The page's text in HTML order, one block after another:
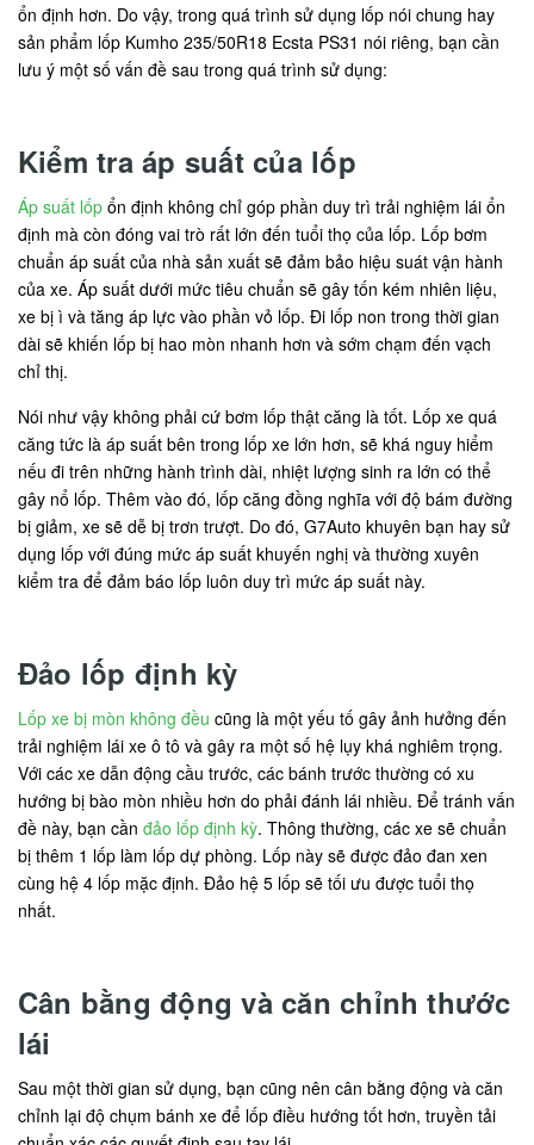
ổn định hơn. Do vậy, trong quá trình sử dụng lốp nói chung hay
sản phẩm lốp Kumho 235/50R18 Ecsta PS31 nói riêng, bạn cần
lưu ý một số vấn đề sau trong quá trình sử dụng:
Kiểm tra áp suất của lốp
Áp suất lốp ổn định không chỉ góp phần duy trì trải nghiệm lái ổn
định mà còn đóng vai trò rất lớn đến tuổi thọ của lốp. Lốp bơm
chuẩn áp suất của nhà sản xuất sẽ đảm bảo hiệu suát vận hành
của xe. Áp suất dưới mức tiêu chuẩn sẽ gây tốn kém nhiên liệu,
xe bị ì và tăng áp lực vào phần vỏ lốp. Đi lốp non trong thời gian
dài sẽ khiến lốp bị hao mòn nhanh hơn và sớm chạm đến vạch
chỉ thị.
Nói như vậy không phải cứ bơm lốp thật căng là tốt. Lốp xe quá
căng tức là áp suất bên trong lốp xe lớn hơn, sẽ khá nguy hiểm
nếu đi trên những hành trình dài, nhiệt lượng sinh ra lớn có thể
gây nổ lốp. Thêm vào đó, lốp căng đồng nghĩa với độ bám đường
bị giảm, xe sẽ dễ bị trơn trượt. Do đó, G7Auto khuyên bạn hay sử
dụng lốp với đúng mức áp suất khuyến nghị và thường xuyên
kiểm tra để đảm báo lốp luôn duy trì mức áp suất này.
Đảo lốp định kỳ
Lốp xe bị mòn không đều cũng là một yếu tố gây ảnh hưởng đến
trải nghiệm lái xe ô tô và gây ra một số hệ lụy khá nghiêm trọng.
Với các xe dẫn động cầu trước, các bánh trước thường có xu
hướng bị bào mòn nhiều hơn do phải đánh lái nhiều. Để tránh vấn
đề này, bạn cần đảo lốp định kỳ. Thông thường, các xe sẽ chuẩn
bị thêm 1 lốp làm lốp dự phòng. Lốp này sẽ được đảo đan xen
cùng hệ 4 lốp mặc định. Đảo hệ 5 lốp sẽ tối ưu được tuổi thọ
nhất.
Cân bằng động và căn chỉnh thước
lái
Sau một thời gian sử dụng, bạn cũng nên cân bằng động và căn
chỉnh lại độ chụm bánh xe để lốp điều hướng tốt hơn, truyền tải